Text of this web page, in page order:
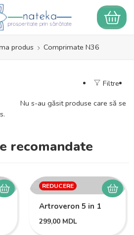
produs Comprimate N36
Filtre
Nu s-au găsit produse care să se
recomandate
REDUCERE
Artroveron 5 in 1
299,00 MDL